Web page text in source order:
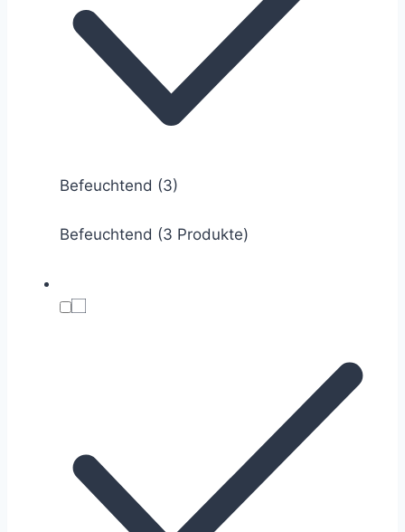
Befeuchtend (3)
Befeuchtend (3 Produkte)